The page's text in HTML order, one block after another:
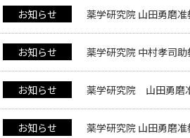
お知らせ 薬学研究院 山田勇磨
お知らせ 薬学研究院 中村孝司
お知らせ 薬学研究院 山田勇磨
お知らせ 薬学研究院 山田勇磨